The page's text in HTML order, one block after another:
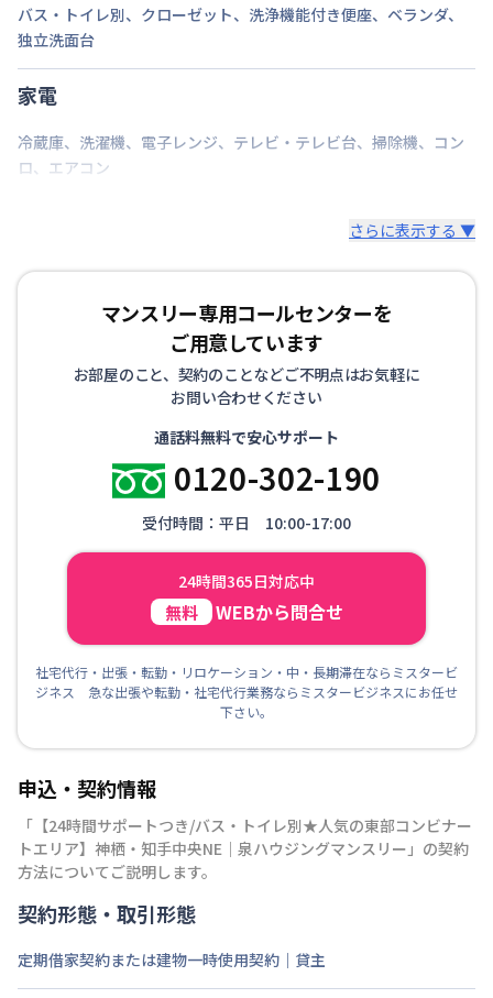
その他必要が生じた場合には追加で書類をお願いする
場合があります。
バス・トイレ別、 クローゼット、 洗浄機能付き便座、 ベランダ、
独立洗面台
家電
冷蔵庫、 洗濯機、 電子レンジ、 テレビ・テレビ台、 掃除機、 コン
ロ、 エアコン
さらに表示する ▼
マンスリー専用コールセンターを
ご用意しています
お部屋のこと、契約のことなどご不明点はお気軽に
お問い合わせください
通話料無料で安心サポート
0120-302-190
受付時間：平日 10:00-17:00
24時間365日対応中
無料 WEBから問合せ
社宅代行・出張・転勤・リロケーション・中・長期滞在ならミスタービ
ジネス 急な出張や転勤・社宅代行業務ならミスタービジネスにお任せ
下さい。
申込・契約情報
「 【24時間サポートつき/バス・トイレ別★人気の東部コンビナー
トエリア】神栖・知手中央NE｜泉ハウジングマンスリー 」の契約
方法についてご説明します。
契約形態・取引形態
定期借家契約または建物一時使用契約｜貸主